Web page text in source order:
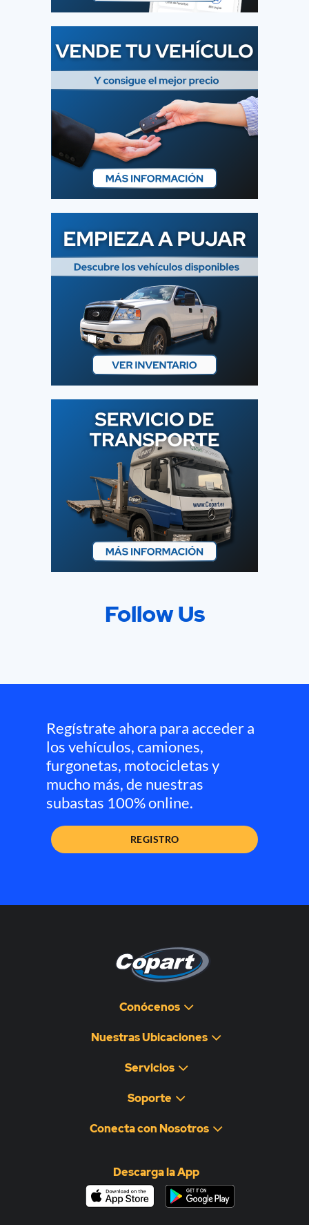
Follow Us
Regístrate ahora para acceder a
los vehículos, camiones,
furgonetas, motocicletas y
mucho más, de nuestras
subastas 100% online.
REGISTRO
Conócenos
Nuestras Ubicaciones
Servicios
Soporte
Conecta con Nosotros
Descarga la App